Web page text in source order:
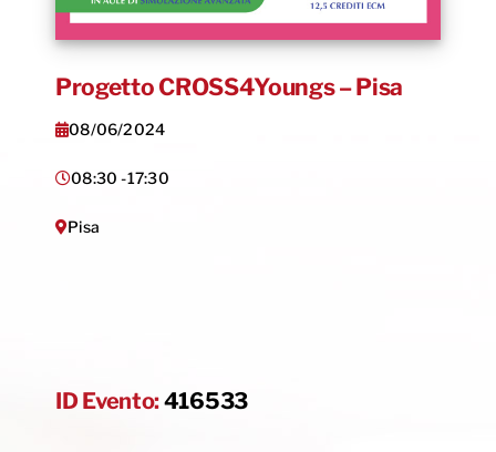
Progetto CROSS4Youngs – Pisa
08/06/2024
08:30 -17:30
Pisa
ID Evento:416533